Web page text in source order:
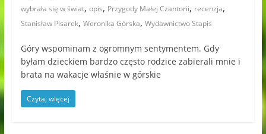
wybrała się w świat, opis, Przygody Małej Czantorii, recenzja,
Stanisław Pisarek, Weronika Górska, Wydawnictwo Stapis
Góry wspominam z ogromnym sentymentem. Gdy
byłam dzieckiem bardzo często rodzice zabierali mnie i
brata na wakacje właśnie w górskie
Czytaj więcej